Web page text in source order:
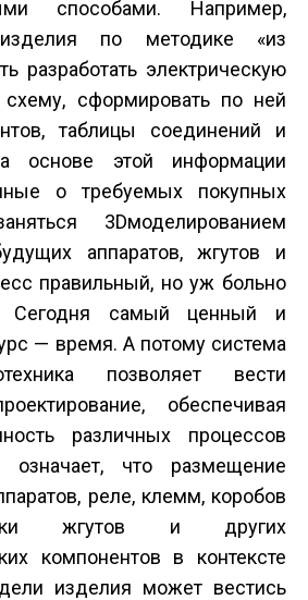
способами. Например,
изделия по методике «из
разработать электрическую
схему, сформировать по ней
таблицы соединений и
основе этой информации
о требуемых покупных
3D­моделированием
аппаратов, жгутов и
правильный, но уж больно
Сегодня самый ценный и
— время. А потому система
позволяет вести
обеспечивая
различных процессов
означает, что размещение
реле, клемм, коробов
жгутов и других
компонентов в контексте
изделия может вестись